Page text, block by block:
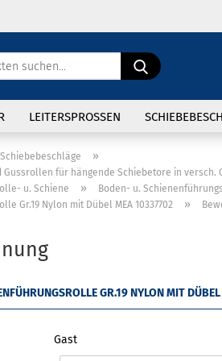
Sprache
Lieferland
Nach
Produkten
LEITERSPROSSEN
Schiebebeschläge »
Gussrollen für hängende Schiebetore in versch.
u. Schiene » Boden- u.
Gr.19 Nylon mit Dübel MEA 10337702 »
GR.19 NYLON MIT
Gast